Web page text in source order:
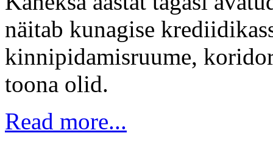
näitab kunagise
kinnipidamisruume,
toona olid.
Read more...